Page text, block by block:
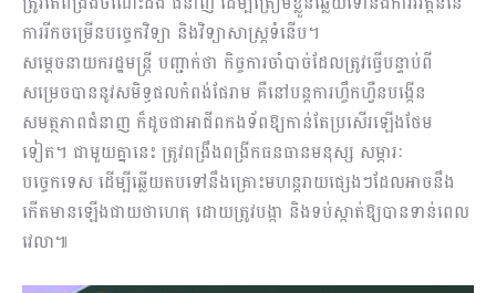
ការរីកចម្រើនបច្ចេកវិទ្យា និងវិទ្យាសាស្ត្រទំនើប។
សម្តេចនាយករដ្ឋមន្ត្រី បញ្ជាក់ថា កិច្ចការចាំបាច់ដែលត្រូវធ្វើបន្ទាប់ពី
សម្រេចបាននូវសមិទ្ធផលកំពង់ផែរាម គឺនៅបន្តការហ្ចឹកហ្វឺនបង្កើន
សមត្ថភាពជំនាញ ក៏ដូចជាអាជីពកងទ័ពឱ្យកាន់តែប្រសើរឡើងថែម
ទៀត។ ជាមួយគ្នានេះ ត្រូវពង្រឹងពង្រីកធនធានមនុស្ស សម្ភារៈ
បច្ចេកទេស ដើម្បីឆ្លើយតបទៅនឹងគ្រោះមហន្តរាយផ្សេងៗដែលអាចនឹង
កើតមានឡើងជាយថាហេតុ ដោយត្រូវបង្កា និងទប់ស្កាត់ឱ្យបានទាន់ពេល
វេលា៕